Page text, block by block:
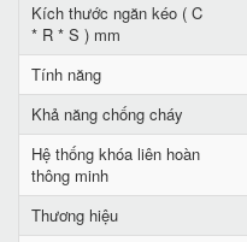
Kích thước ngăn kéo ( C
* R * S ) mm
Tính năng
Khả năng chống cháy
Hệ thống khóa liên hoàn
thông minh
Thương hiệu